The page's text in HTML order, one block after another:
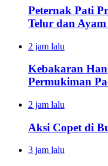
Peternak Pati
Telur dan
2 jam lalu
Kebakaran
Permukiman
2 jam lalu
Aksi Copet di
3 jam lalu